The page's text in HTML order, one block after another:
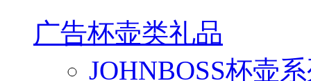
广告杯壶类礼品
JOHNBOSS杯壶